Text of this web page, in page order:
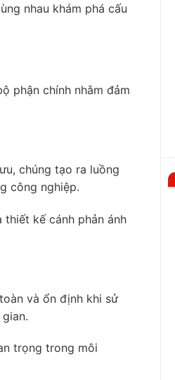
nhau khám phá cấu
phận chính nhằm đảm
chúng tạo ra luồng
công nghiệp.
kế cánh phản ánh
và ổn định khi sử
trọng trong môi